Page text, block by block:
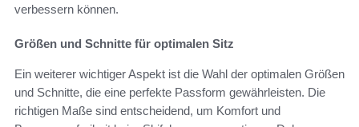
verbessern können.
Größen und Schnitte für optimalen Sitz
Ein weiterer wichtiger Aspekt ist die Wahl der optimalen Größen
und Schnitte, die eine perfekte Passform gewährleisten. Die
richtigen Maße sind entscheidend, um Komfort und